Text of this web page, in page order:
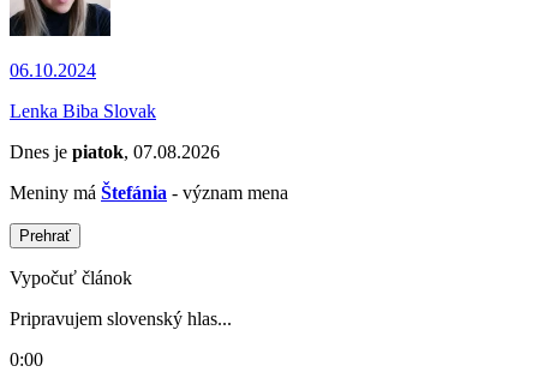
06.10.2024
Lenka Biba Slovak
Dnes je piatok, 07.08.2026
Meniny má Štefánia - význam mena
Prehrať
Vypočuť článok
Pripravujem slovenský hlas...
0:00